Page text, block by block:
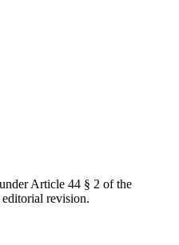
Article 44 § 2 of the
revision.